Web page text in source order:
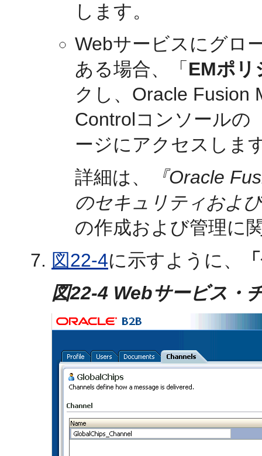
します。
Webサービスにグロ
ある場合、「 EMポリ
クし、Oracle Fusion
Controlコンソールの
ージにアクセスしま
詳細は、
『Oracle
のセキュリティおよ
の作成および管理に
図22-4に示すように、
図22-4 Webサービス・